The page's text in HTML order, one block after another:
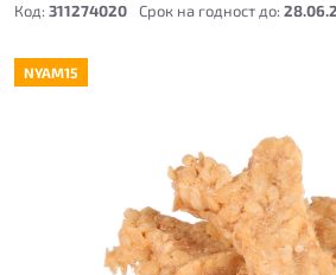
Код: 311274020
NYAM15